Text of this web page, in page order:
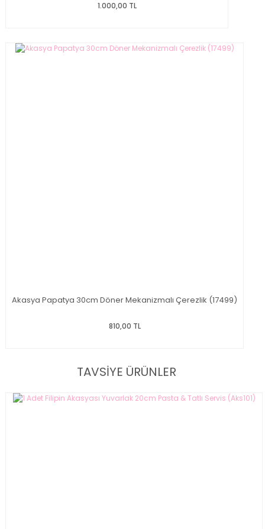
1.000,00 TL
Akasya Papatya 30cm Döner Mekanizmalı Çerezlik (17499)
810,00 TL
TAVSİYE ÜRÜNLER